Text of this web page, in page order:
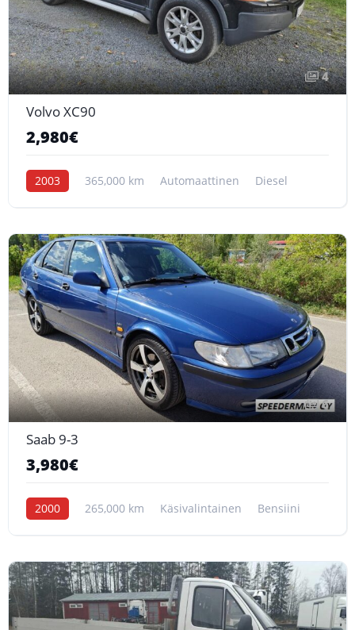
4
Volvo XC90
2,980€
2003 365,000 km Automaattinen Diesel
6
Saab 9-3
3,980€
2000 265,000 km Käsivalintainen Bensiini